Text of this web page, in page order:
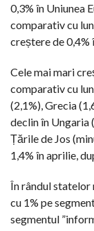
0,3% în Uniunea
comparativ cu
creștere de 0,4%
Cele mai mari
comparativ cu
(2,1%), Grecia
declin în Ungaria
Țările de Jos
1,4% în aprilie,
În rândul statelor
cu 1% pe
segmentul